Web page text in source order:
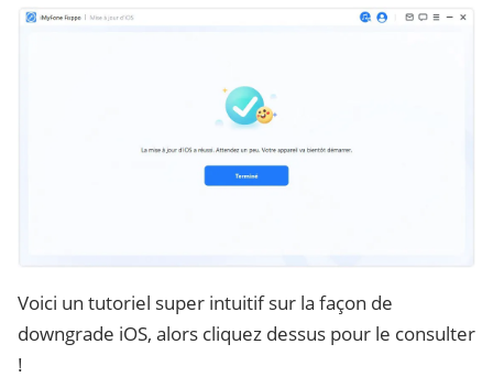
Voici un tutoriel super intuitif sur la façon de
downgrade iOS, alors cliquez dessus pour le consulter
!